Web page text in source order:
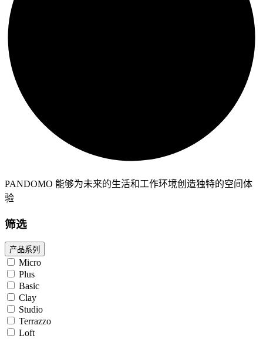
PANDOMO 能够为未来的生活和工作环境创造独特的空间体
验
筛选
产品系列
Micro
Plus
Basic
Clay
Studio
Terrazzo
Loft